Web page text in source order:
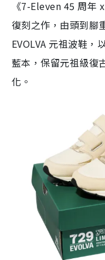
《7-Eleven 45 周年
復刻之作，由頭到腳
EVOLVA 元祖波鞋，
藍本，保留元祖級復
化。